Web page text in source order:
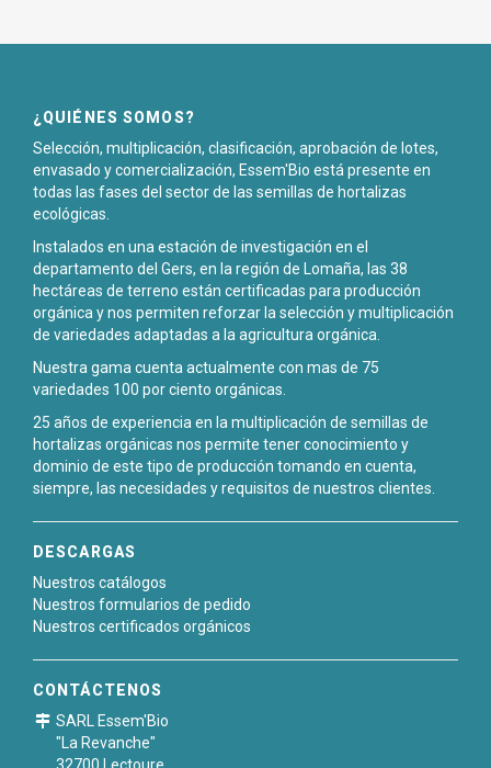
¿QUIÉNES SOMOS?
Selección, multiplicación, clasificación, aprobación de lotes,
envasado y comercialización, Essem'Bio está presente en
todas las fases del sector de las semillas de hortalizas
ecológicas.
Instalados en una estación de investigación en el
departamento del Gers, en la región de Lomaña, las 38
hectáreas de terreno están certificadas para producción
orgánica y nos permiten reforzar la selección y multiplicación
de variedades adaptadas a la agricultura orgánica.
Nuestra gama cuenta actualmente con mas de 75
variedades 100 por ciento orgánicas.
25 años de experiencia en la multiplicación de semillas de
hortalizas orgánicas nos permite tener conocimiento y
dominio de este tipo de producción tomando en cuenta,
siempre, las necesidades y requisitos de nuestros clientes.
DESCARGAS
Nuestros catálogos
Nuestros formularios de pedido
Nuestros certificados orgánicos
CONTÁCTENOS
SARL Essem'Bio
"La Revanche"